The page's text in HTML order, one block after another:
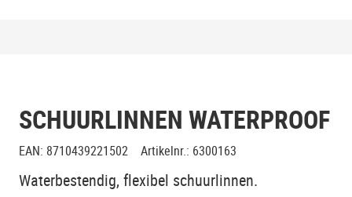
SCHUURLINNEN WATERPROOF
EAN: 8710439221502 Artikelnr.: 6300163
Waterbestendig, flexibel schuurlinnen.